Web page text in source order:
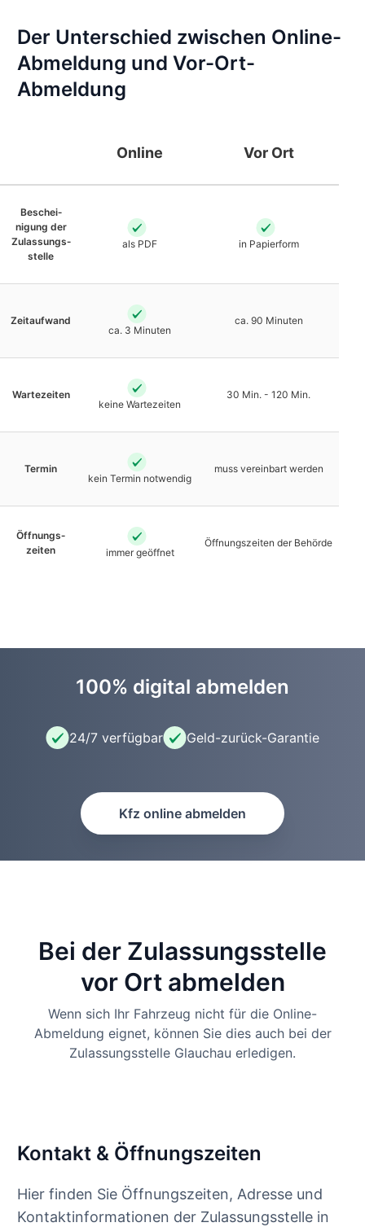
Der Unterschied zwischen Online-
Abmeldung und Vor-Ort-
Abmeldung
Online Vor Ort
Beschei­
nigung der
Zulassungs­
stelle
als PDF in Papierform
Zeit­aufwand
ca. 3 Minuten
ca. 90 Minuten
Warte­zeiten
keine Warte­zeiten
30 Min. - 120 Min.
Termin
kein Termin notwendig
muss vereinbart werden
Öffnungs­
zeiten
immer geöffnet
Öffnungs­zeiten der Behörde
100% digital abmelden
24/7 verfügbar Geld-zurück-Garantie
Kfz online abmelden
Bei der Zulassungsstelle
vor Ort abmelden
Wenn sich Ihr Fahrzeug nicht für die Online-
Abmeldung eignet, können Sie dies auch bei der
Zulassungsstelle Glauchau erledigen.
Kontakt & Öffnungszeiten
Hier finden Sie Öffnungszeiten, Adresse und
Kontaktinformationen der Zulassungsstelle in